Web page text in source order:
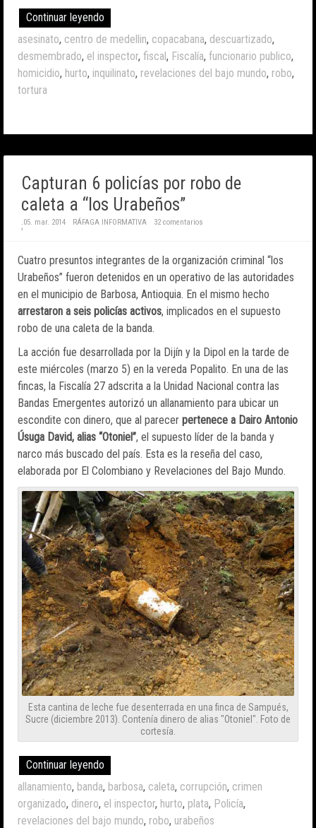
Continuar leyendo
asesinato, centro de medellin, copacabana, descuartizado,
desmembrado, el inspector, fiscal , Fiscalía, funcionario publico,
homicidio, hurto, inquilinato, revelaciones del bajo mundo, robo,
tortura
Capturan 6 policías por robo de
caleta a “los Urabeños”
;05. mar. 2014 RÁFAGA INFORMATIVA 32 comentarios
Cuatro presuntos integrantes de la organización criminal “los
Urabeños” fueron detenidos en un operativo de las autoridades
en el municipio de Barbosa, Antioquia. En el mismo hecho
arrestaron a seis policías activos, implicados en el supuesto
robo de una caleta de la banda.
La acción fue desarrollada por la Dijín y la Dipol en la tarde de
este miércoles (marzo 5) en la vereda Popalito. En una de las
fincas, la Fiscalía 27 adscrita a la Unidad Nacional contra las
Bandas Emergentes autorizó un allanamiento para ubicar un
escondite con dinero, que al parecer pertenece a Dairo Antonio
Úsuga David, alias “Otoniel”, el supuesto líder de la banda y
narco más buscado del país. Esta es la reseña del caso,
elaborada por El Colombiano y Revelaciones del Bajo Mundo.
Esta cantina de leche fue desenterrada en una finca de Sampués,
Sucre (diciembre 2013). Contenía dinero de alias "Otoniel". Foto de
cortesía.
Continuar leyendo
allanamiento, banda, barbosa, caleta, corrupción, crimen
organizado, dinero, el inspector, hurto, plata, Policía,
revelaciones del bajo mundo, robo, urabeños